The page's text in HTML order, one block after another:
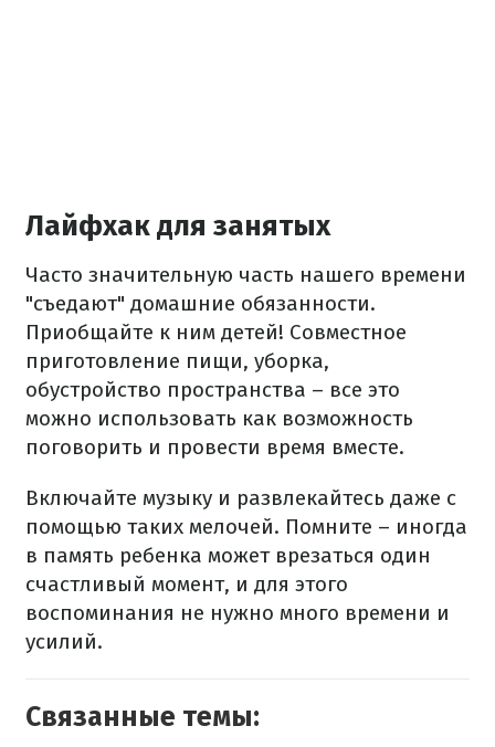
Лайфхак для занятых
Часто значительную часть нашего времени
"съедают" домашние обязанности.
Приобщайте к ним детей! Совместное
приготовление пищи, уборка,
обустройство пространства – все это
можно использовать как возможность
поговорить и провести время вместе.
Включайте музыку и развлекайтесь даже с
помощью таких мелочей. Помните – иногда
в память ребенка может врезаться один
счастливый момент, и для этого
воспоминания не нужно много времени и
усилий.
Связанные темы: